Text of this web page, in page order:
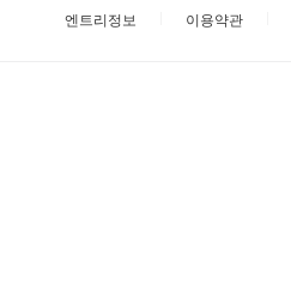
엔트리정보 이용약관